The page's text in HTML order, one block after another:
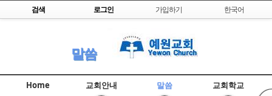
Skip to content
검색 로그인 가입하기 한국어
말씀
Home 교회안내 말씀 교회학교
Sketchbook5, 스케치북5